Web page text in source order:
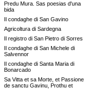
Predu Mura. Sas poesias d'una
bida
Il condaghe di San Gavino
Agricoltura di Sardegna
Il registro di San Pietro di Sorres
Il condaghe di San Michele di
Salvennor
Il condaghe di Santa Maria di
Bonarcado
Sa Vitta et sa Morte, et Passione
de sanctu Gavinu, Prothu et